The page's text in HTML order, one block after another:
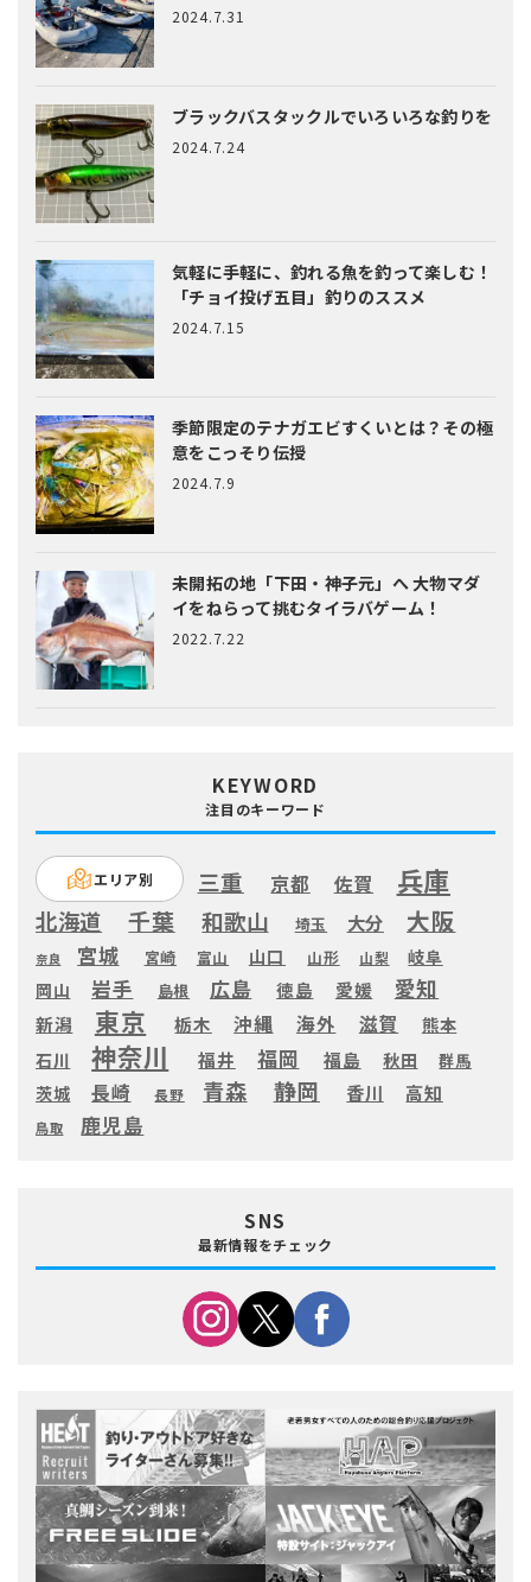
2024.7.31
ブラックバスタックルでいろいろな釣りを
2024.7.24
気軽に手軽に、釣れる魚を釣って楽しむ！
「チョイ投げ五目」釣りのススメ
2024.7.15
季節限定のテナガエビすくいとは？ その極
意をこっそり伝授
2024.7.9
未開拓の地「下田・神子元」へ大物マダ
イをねらって挑むタイラバゲーム！
2022.7.22
KEYWORD
注目のキーワード
エリア別 三重 京都 佐賀 兵庫
北海道 千葉 和歌山 埼玉 大分 大阪
奈良 宮城 宮崎 富山 山口 山形 山梨
岐阜
岡山
岩手 島根 広島 徳島 愛媛 愛知
新潟 東京 栃木 沖縄 海外 滋賀
熊本
石川
神奈川 福井 福岡 福島 秋田 群馬
茨城 長崎 長野 青森 静岡 香川 高知
鳥取 鹿児島
SNS
最新情報をチェック